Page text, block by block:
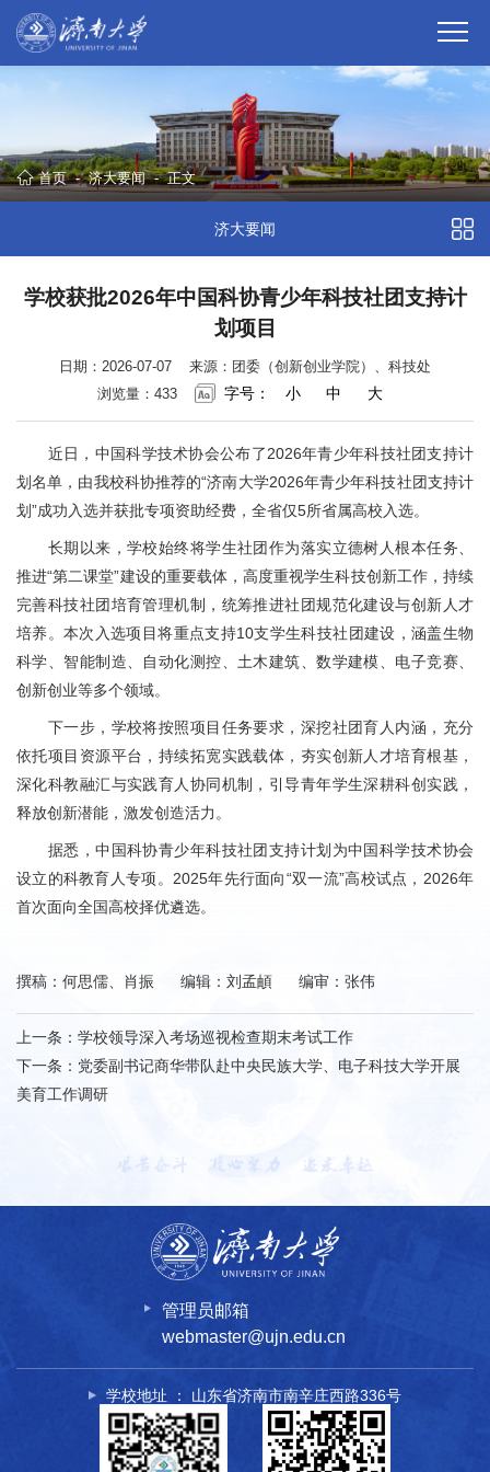
首页 - 济大要闻 - 正文
济大要闻
学校获批2026年中国科协青少年科技社团支持计
划项目
日期：2026-07-07
来源：团委（创新创业学院）、科技处
浏览量： 433 字号： 小 中 大
近日，中国科学技术协会公布了2026年青少年科技社团支持计
划名单，由我校科协推荐的“济南大学2026年青少年科技社团支持计
划”成功入选并获批专项资助经费，全省仅5所省属高校入选。
长期以来，学校始终将学生社团作为落实立德树人根本任务、
推进“第二课堂”建设的重要载体，高度重视学生科技创新工作，持续
完善科技社团培育管理机制，统筹推进社团规范化建设与创新人才
培养。本次入选项目将重点支持10支学生科技社团建设，涵盖生物
科学、智能制造、自动化测控、土木建筑、数学建模、电子竞赛、
创新创业等多个领域。
下一步，学校将按照项目任务要求，深挖社团育人内涵，充分
依托项目资源平台，持续拓宽实践载体，夯实创新人才培育根基，
深化科教融汇与实践育人协同机制，引导青年学生深耕科创实践，
释放创新潜能，激发创造活力。
据悉，中国科协青少年科技社团支持计划为中国科学技术协会
设立的科教育人专项。2025年先行面向“双一流”高校试点，2026年
首次面向全国高校择优遴选。
撰稿：何思儒、肖振 编辑：刘孟頔 编审：张伟
上一条： 学校领导深入考场巡视检查期末考试工作
下一条： 党委副书记商华带队赴中央民族大学、电子科技大学开展
美育工作调研
管理员邮箱
webmaster@ujn.edu.cn
学校地址 ： 山东省济南市南辛庄西路336号